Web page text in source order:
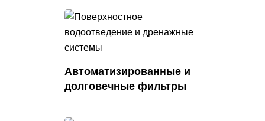
Автоматизированные и
долговечные фильтры